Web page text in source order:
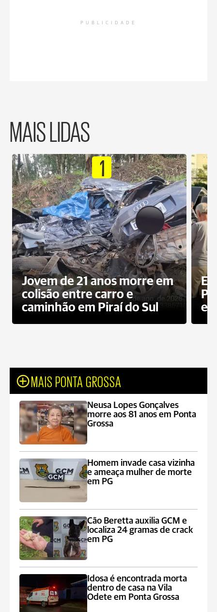
PUBLICIDADE
MAIS LIDAS
1
Jovem de 21 anos morre em
colisão entre carro e
caminhão em Piraí do Sul
MAIS PONTA GROSSA
Neusa Lopes Gonçalves
morre aos 81 anos em Ponta
Grossa
Homem invade casa vizinha
e ameaça mulher de morte
em PG
Cão Beretta auxilia GCM e
localiza 24 gramas de crack
em PG
Idosa é encontrada morta
dentro de casa na Vila
Odete em Ponta Grossa